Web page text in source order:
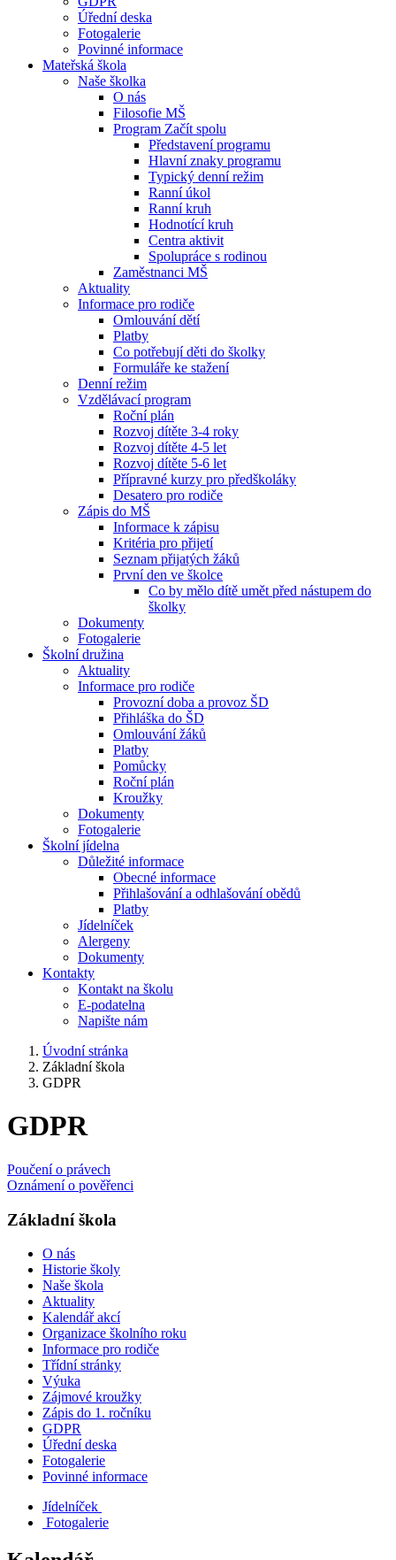
Úřední deska
Fotogalerie
Povinné informace
Mateřská škola
Naše školka
O nás
Filosofie MŠ
Program Začít spolu
Představení programu
Hlavní znaky programu
Typický denní režim
Ranní úkol
Ranní kruh
Hodnotící kruh
Centra aktivit
Spolupráce s rodinou
Zaměstnanci MŠ
Aktuality
Informace pro rodiče
Omlouvání dětí
Platby
Co potřebují děti do školky
Formuláře ke stažení
Denní režim
Vzdělávací program
Roční plán
Rozvoj dítěte 3-4 roky
Rozvoj dítěte 4-5 let
Rozvoj dítěte 5-6 let
Přípravné kurzy pro předškoláky
Desatero pro rodiče
Zápis do MŠ
Informace k zápisu
Kritéria pro přijetí
Seznam přijatých žáků
První den ve školce
Co by mělo dítě umět před nástupem do
školky
Dokumenty
Fotogalerie
Školní družina
Aktuality
Informace pro rodiče
Provozní doba a provoz ŠD
Přihláška do ŠD
Omlouvání žáků
Platby
Pomůcky
Roční plán
Kroužky
Dokumenty
Fotogalerie
Školní jídelna
Důležité informace
Obecné informace
Přihlašování a odhlašování obědů
Platby
Jídelníček
Alergeny
Dokumenty
Kontakty
Kontakt na školu
E-podatelna
Napište nám
Úvodní stránka
Základní škola
GDPR
GDPR
Poučení o právech
Oznámení o pověřenci
Základní škola
O nás
Historie školy
Naše škola
Aktuality
Kalendář akcí
Organizace školního roku
Informace pro rodiče
Třídní stránky
Výuka
Zájmové kroužky
Zápis do 1. ročníku
GDPR
Úřední deska
Fotogalerie
Povinné informace
Jídelníček
Fotogalerie